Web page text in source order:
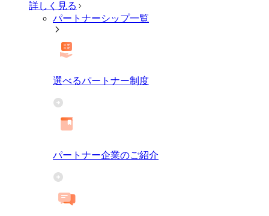
詳しく見る
パートナーシップ一覧
選べるパートナー制度
パートナー企業のご紹介